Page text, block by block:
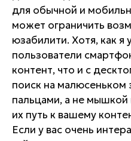
для обычной и
может ограничить
юзабилити. Хотя, как я
пользователи
контент, что и с
поиск на малюсеньком
пальцами, а не мышкой
их путь к вашему
Если у вас очень